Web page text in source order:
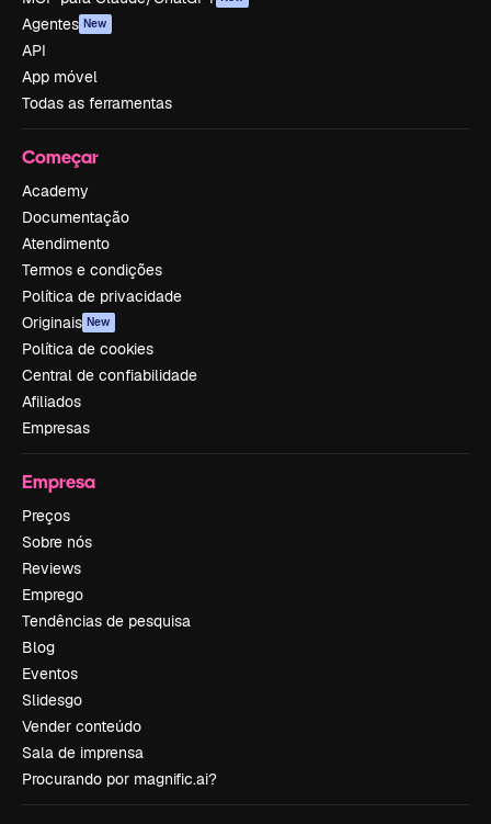
Agentes New
API
App móvel
Todas as ferramentas
Começar
Academy
Documentação
Atendimento
Termos e condições
Política de privacidade
Originais New
Política de cookies
Central de confiabilidade
Afiliados
Empresas
Empresa
Preços
Sobre nós
Reviews
Emprego
Tendências de pesquisa
Blog
Eventos
Slidesgo
Vender conteúdo
Sala de imprensa
Procurando por magnific.ai?